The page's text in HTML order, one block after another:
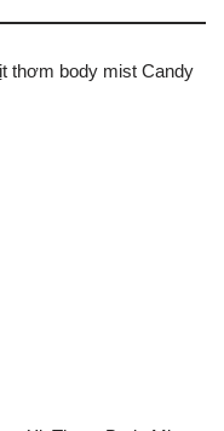
thơm body mist Candy